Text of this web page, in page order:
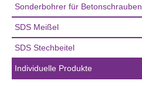
Sonderbohrer für Betonschrauben
SDS Meißel
SDS Stechbeitel
Individuelle Produkte